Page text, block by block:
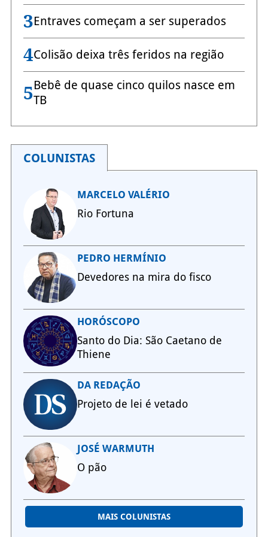
3Entraves começam a ser superados
4Colisão deixa três feridos na região
5Bebê de quase cinco quilos nasce em
TB
COLUNISTAS
MARCELO VALÉRIO
Rio Fortuna
PEDRO HERMÍNIO
Devedores na mira do fisco
HORÓSCOPO
Santo do Dia: São Caetano de
Thiene
DA REDAÇÃO
Projeto de lei é vetado
JOSÉ WARMUTH
O pão
MAIS COLUNISTAS